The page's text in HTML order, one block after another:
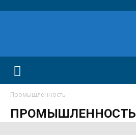
Промышленность
ПРОМЫШЛЕННОСТЬ